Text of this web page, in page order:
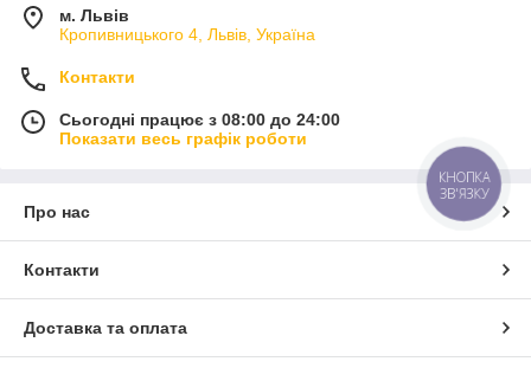
м. Львів
Кропивницького 4, Львів, Україна
Контакти
Сьогодні працює з 08:00 до 24:00
Показати весь графік роботи
Про нас
Контакти
Доставка та оплата
КНОПКА
ЗВ'ЯЗКУ